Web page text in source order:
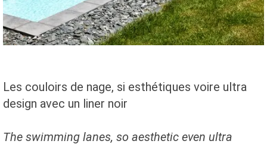
Les couloirs de nage, si esthétiques voire ultra
design avec un liner noir
The swimming lanes, so aesthetic even ultra